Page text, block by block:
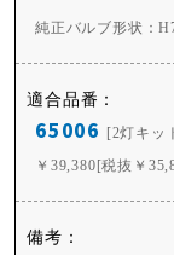
純正バルブ形状：
65006 [2灯キッ
￥39,380[税抜￥